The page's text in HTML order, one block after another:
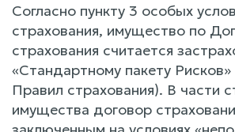
Согласно пункту 3 особых
страхования, имущество по
страхования считается
«Стандартному пакету Рисков»
Правил страхования). В части
имущества договор